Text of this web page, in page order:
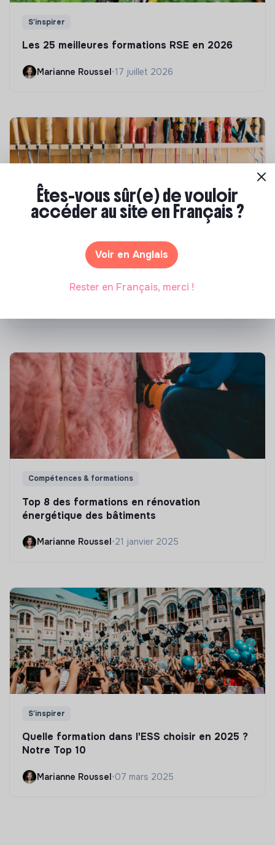
S'inspirer
Les 25 meilleures formations RSE en 2026
Marianne Roussel•17 juillet 2026
Compétences & formations
Comment se former à la transition écologique
Compétences & formations
Top 8 des formations en rénovation
énergétique des bâtiments
Marianne Roussel•21 janvier 2025
S'inspirer
Quelle formation dans l'ESS choisir en 2025 ?
Notre Top 10
Marianne Roussel•07 mars 2025
Êtes-vous sûr(e) de vouloir
accéder au site en Français ?
Voir en Anglais
Rester en Français, merci !